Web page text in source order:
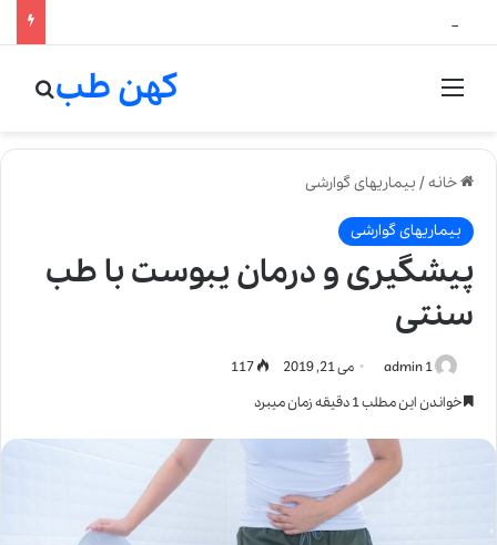
منو کهن طب
خانه/ بیماریهای گوارشی
بیماریهای گوارشی
پیشگیری و درمان یبوست با طب
سنتی
admin 1 می 21, 2019
خواندن این مطلب 1 دقیقه زمان میبرد